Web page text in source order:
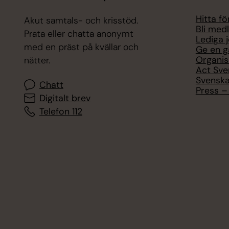
Akut samtals- och krisstöd.
Prata eller chatta anonymt
med en präst på kvällar och
nätter.
Chatt
Digitalt brev
Telefon 112
Hitta
Bli
Lediga
Ge en
Act
Press